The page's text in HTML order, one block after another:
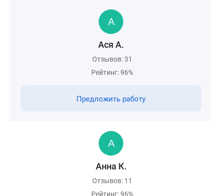
Ася А.
Отзывов: 31
Рейтинг: 96%
Предложить работу
Анна К.
Отзывов: 11
Рейтинг: 96%